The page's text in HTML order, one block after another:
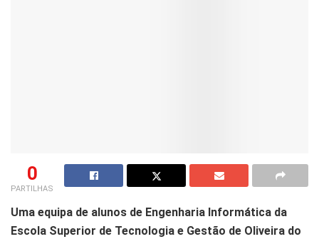
0
PARTILHAS
Uma equipa de alunos de Engenharia Informática da
Escola Superior de Tecnologia e Gestão de Oliveira do